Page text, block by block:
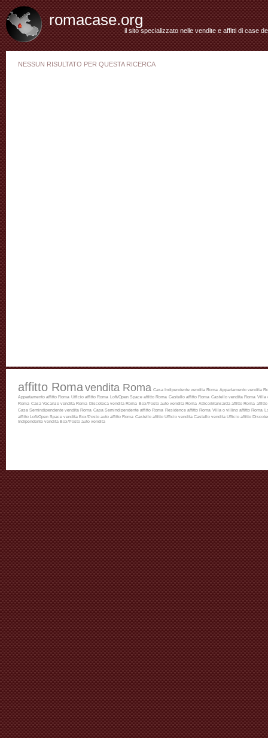
romacase.org
il sito specializzato nelle vendite e affitti di case
NESSUN RISULTATO PER QUESTA RICERCA
affitto Romavendita Roma Casa Indipendente vendita Roma Appartamento vendita
Appartamento affitto Roma
Ufficio affitto Roma Loft/Open Space affitto Roma Castello affitto Roma Castello vendita Roma Villa
Roma Casa Vacanze vendita Roma Discoteca vendita Roma Box/Posto auto vendita Roma Attico/Mansarda affitto Roma affitto
Casa Semindipendente vendita Roma Casa Semindipendente affitto Roma Residence affitto Roma Villa o villino affitto Roma
affitto
Loft/Open Space vendita Box/Posto auto affitto Roma Castello affitto Ufficio vendita Castello vendita Ufficio affitto
Indipendente vendita Box/Posto auto vendita